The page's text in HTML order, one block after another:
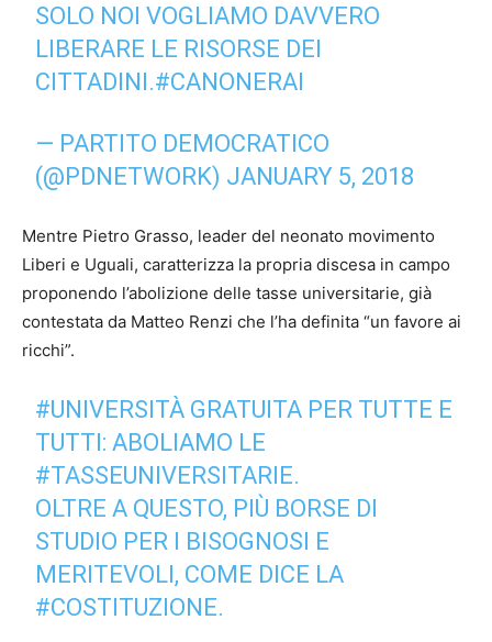
SOLO NOI VOGLIAMO DAVVERO
LIBERARE LE RISORSE DEI
CITTADINI.#CANONERAI
— PARTITO DEMOCRATICO
(@PDNETWORK) JANUARY 5, 2018
Mentre Pietro Grasso, leader del neonato movimento
Liberi e Uguali, caratterizza la propria discesa in campo
proponendo l’abolizione delle tasse universitarie, già
contestata da Matteo Renzi che l’ha definita “un favore ai
ricchi”.
#UNIVERSITÀ GRATUITA PER TUTTE E
TUTTI: ABOLIAMO LE
#TASSEUNIVERSITARIE.
OLTRE A QUESTO, PIÙ BORSE DI
STUDIO PER I BISOGNOSI E
MERITEVOLI, COME DICE LA
#COSTITUZIONE.